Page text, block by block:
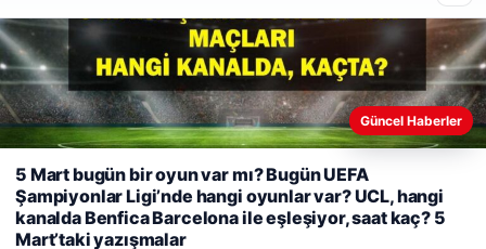
Hastaş Beton
26/05/2026
Web sitemizi nasıl kullandığınızı daha iyi anlayabilmek,
deneyiminizi kişiselleştirmek ve geliştirmek amacıyla çerezler
kullanıyoruz.Çerez Politikamız
Güncel Haberler
5 Mart bugün bir oyun var mı? Bugün UEFA
Şampiyonlar Ligi’nde hangi oyunlar var? UCL, hangi
kanalda Benfica Barcelona ile eşleşiyor, saat kaç? 5
Mart’taki yazışmalar